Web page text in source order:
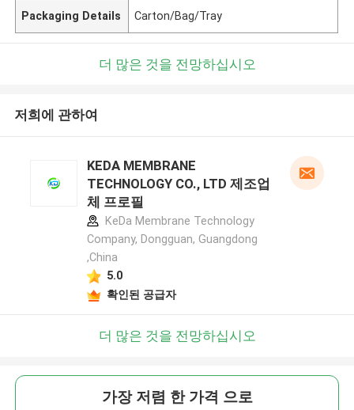
Packaging Details Carton/Bag/Tray
더 많은 것을 전망하십시오
저희에 관하여
KEDA MEMBRANE
TECHNOLOGY CO., LTD 제조업
체 프로필
KeDa Membrane Technology
Company, Dongguan, Guangdong
,China
5.0
확인된 공급자
더 많은 것을 전망하십시오
가장 저렴 한 가격 으로